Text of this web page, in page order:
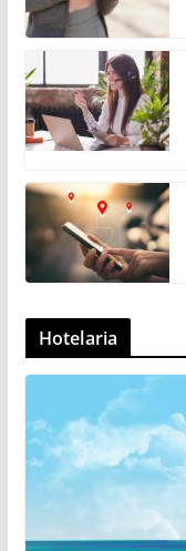
Hotelaria